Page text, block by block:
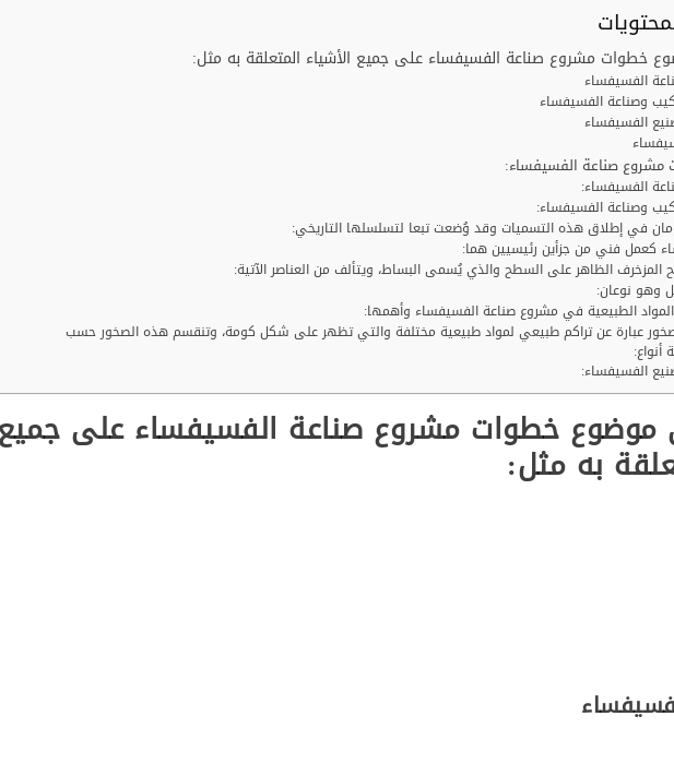
خطوات مشروع صناعة الفسيفساء على جميع الأشياء المتعلقة به مثل:
الفسيفساء
وصناعة الفسيفساء
الفسيفساء
صناعة الفسيفساء:
الفسيفساء:
وصناعة الفسيفساء:
في إطلاق هذه التسميات وقد وُضعت تبعا لتسلسلها التاريخي:
كعمل فني من جزأين رئيسيين هما:
المزخرف الظاهر على السطح والذي يُسمى البساط، ويتألف من العناصر الآتية:
وهو نوعان:
الطبيعية في مشروع صناعة الفسيفساء وأهمها:
عبارة عن تراكم طبيعي لمواد طبيعية مختلفة والتي تظهر على شكل كومة، وتنقسم هذه الصخور حسب
أنواع:
الفسيفساء:
خطوات مشروع صناعة الفسيفساء على
به مثل: